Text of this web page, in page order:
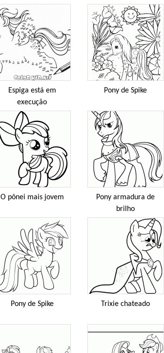
Espiga está em
execução
Pony de Spike
O pônei mais jovem
Pony armadura de
brilho
Pony de Spike Trixie chateado